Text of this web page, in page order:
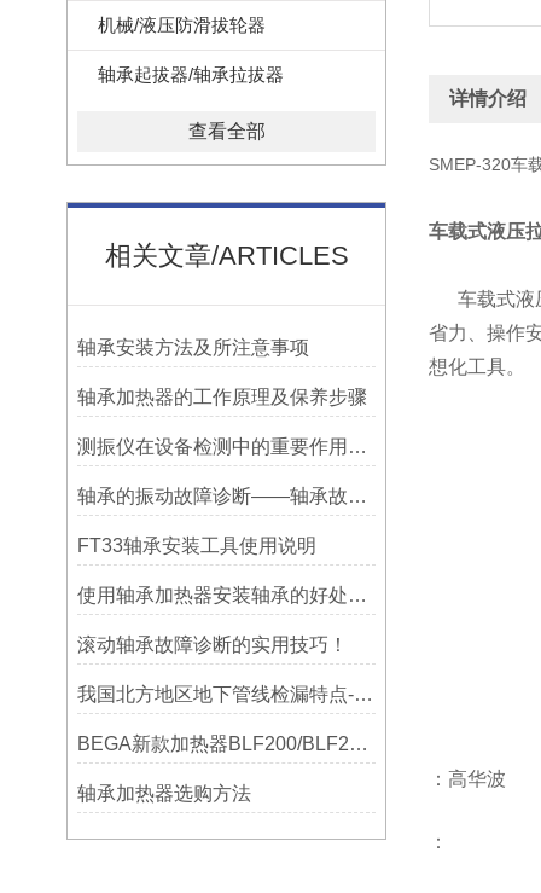
机械/液压防滑拔轮器
轴承起拔器/轴承拉拔器
查看全部
相关文章/ARTICLES
轴承安装方法及所注意事项
轴承加热器的工作原理及保养步骤
测振仪在设备检测中的重要作用之简析
轴承的振动故障诊断——轴承故障检测仪
FT33轴承安装工具使用说明
使用轴承加热器安装轴承的好处及优势——宁波利德
滚动轴承故障诊断的实用技巧！
我国北方地区地下管线检漏特点-宁波利德仪器
BEGA新款加热器BLF200/BLF201/BLF202参数选型表
轴承加热器选购方法
详情介绍
SMEP-320车
车载式液压
车载式液
省力、操作
想化工具。
：高华波
：